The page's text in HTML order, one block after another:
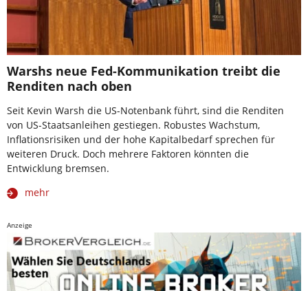
Warshs neue Fed-Kommunikation treibt die
Renditen nach oben
Seit Kevin Warsh die US-Notenbank führt, sind die Renditen
von US-Staatsanleihen gestiegen. Robustes Wachstum,
Inflationsrisiken und der hohe Kapitalbedarf sprechen für
weiteren Druck. Doch mehrere Faktoren könnten die
Entwicklung bremsen.
mehr
Anzeige